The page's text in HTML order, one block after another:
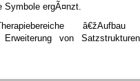
Symbole ergÃ¤nzt.
â€žAufbau
von